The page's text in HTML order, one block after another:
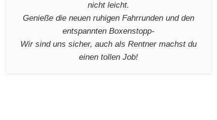
nicht leicht.
Genieße die neuen ruhigen Fahrrunden und den
entspannten Boxenstopp-
Wir sind uns sicher, auch als Rentner machst du
einen tollen Job!